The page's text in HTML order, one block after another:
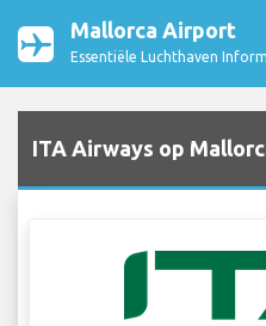
Mallorca Airport
Essentiële Luchthaven
ITA Airways op